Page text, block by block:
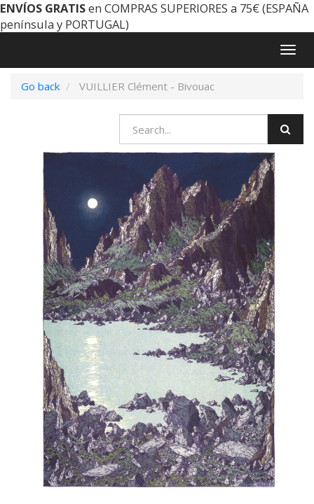
ENVÍOS GRATISen COMPRAS SUPERIORES a 75€ (ESPAÑA
península y PORTUGAL)
Go back
VUILLIER Clément - Bivouac